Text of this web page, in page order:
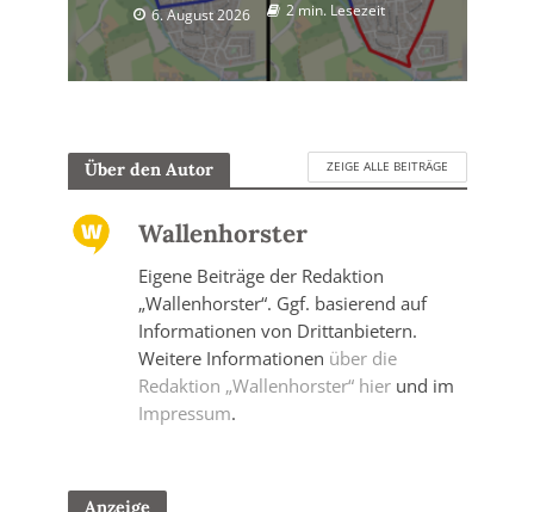
6. August 2026 2 min. Lesezeit
Über den Autor ZEIGE ALLE BEITRÄGE
Wallenhorster
Eigene Beiträge der Redaktion
„Wallenhorster“. Ggf. basierend auf
Informationen von Drittanbietern.
Weitere Informationen über die
Redaktion „Wallenhorster“ hierund im
Impressum.
Anzeige